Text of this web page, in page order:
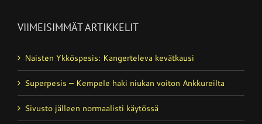
VIIMEISIMMÄT ARTIKKELIT
Naisten Ykköspesis: Kangerteleva kevätkausi
Superpesis – Kempele haki niukan voiton Ankkureilta
Sivusto jälleen normaalisti käytössä